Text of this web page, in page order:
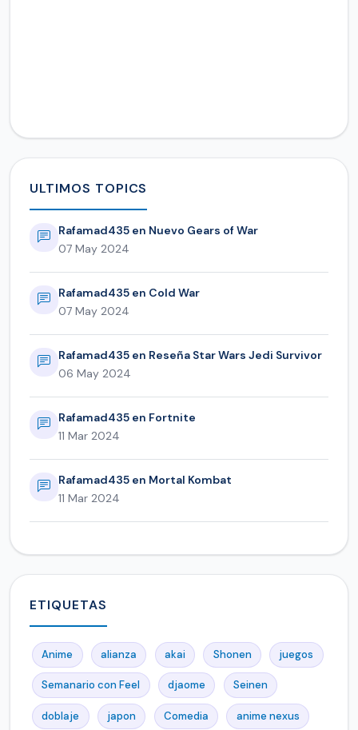
ULTIMOS TOPICS
Rafamad435 en Nuevo Gears of War
07 May 2024
Rafamad435 en Cold War
07 May 2024
Rafamad435 en Reseña Star Wars Jedi Survivor
06 May 2024
Rafamad435 en Fortnite
11 Mar 2024
Rafamad435 en Mortal Kombat
11 Mar 2024
ETIQUETAS
Anime alianza akai Shonen juegos
Semanario con Feel djaome Seinen
doblaje japon Comedia anime nexus